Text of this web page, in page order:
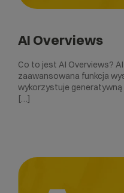
AI Overviews
Co to jest AI Overviews?
zaawansowana funkcja
wykorzystuje
[…]